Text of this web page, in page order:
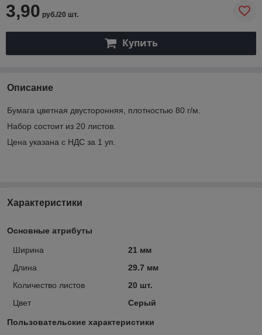
3,90 руб./20 шт.
Купить
Описание
Бумага цветная двусторонняя, плотностью 80 г/м.
Набор состоит из 20 листов.
Цена указана с НДС за 1 уп.
Характеристики
Основные атрибуты
Ширина
21 мм
Длина
29.7 мм
Количество листов
20 шт.
Цвет
Серый
Пользовательские характеристики